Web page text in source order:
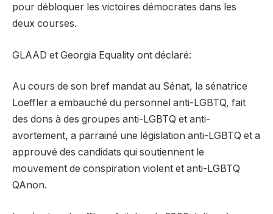
pour débloquer les victoires démocrates dans les
deux courses.
GLAAD et Georgia Equality ont déclaré:
Au cours de son bref mandat au Sénat, la sénatrice
Loeffler a embauché du personnel anti-LGBTQ, fait
des dons à des groupes anti-LGBTQ et anti-
avortement, a parrainé une législation anti-LGBTQ et a
approuvé des candidats qui soutiennent le
mouvement de conspiration violent et anti-LGBTQ
QAnon.